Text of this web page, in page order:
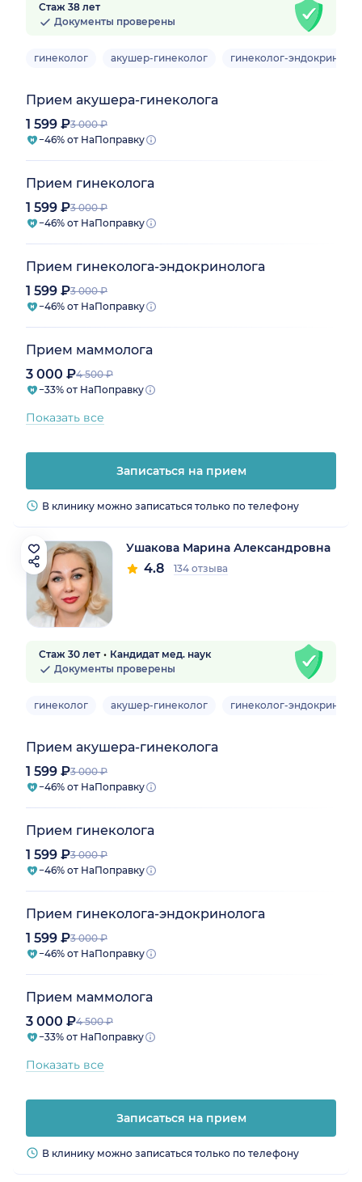
Стаж 38 лет
Документы проверены
гинеколог акушер-гинеколог гинеколог-эндокринолог
Прием акушера-гинеколога
1 599 ₽3 000 ₽
−46% от НаПоправку
Прием гинеколога
1 599 ₽3 000 ₽
−46% от НаПоправку
Прием гинеколога-эндокринолога
1 599 ₽3 000 ₽
−46% от НаПоправку
Прием маммолога
3 000 ₽4 500 ₽
−33% от НаПоправку
Показать все
Записаться на прием
В клинику можно записаться только по телефону
Ушакова Марина Александровна
4.8 134 отзыва
Стаж 30 лет
Кандидат мед. наук
Документы проверены
гинеколог акушер-гинеколог гинеколог-эндокринолог
Прием акушера-гинеколога
1 599 ₽3 000 ₽
−46% от НаПоправку
Прием гинеколога
1 599 ₽3 000 ₽
−46% от НаПоправку
Прием гинеколога-эндокринолога
1 599 ₽3 000 ₽
−46% от НаПоправку
Прием маммолога
3 000 ₽4 500 ₽
−33% от НаПоправку
Показать все
Записаться на прием
В клинику можно записаться только по телефону